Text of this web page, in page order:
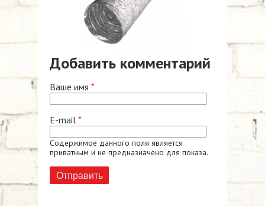
Добавить комментарий
Ваше имя *
E-mail *
Содержимое данного поля является
приватным и не предназначено для показа.